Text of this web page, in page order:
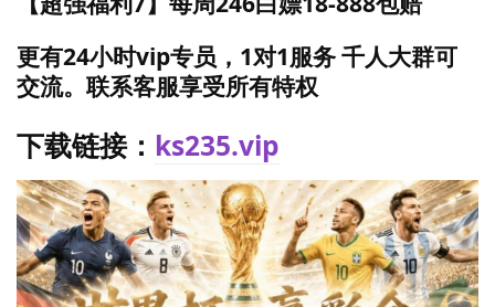
更有24小时vip专员，1对1服务 千人大群可
交流。联系客服享受所有特权
下载链接： ks235.vip